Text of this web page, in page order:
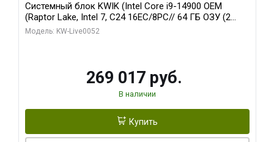
Системный блок KWIK (Intel Core i9-14900 OEM
(Raptor Lake, Intel 7, C24 16EC/8PC// 64 ГБ ОЗУ (2
модуля)/ Palit RTX5080 GAMINGPRO OC 16GB GDDR7
Модель: KW-Live0052
269 017 руб.
В наличии
Купить